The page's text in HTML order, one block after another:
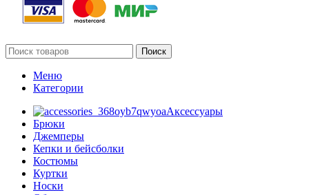
Поиск
Меню
Категории
Аксессуары
Брюки
Джемперы
Кепки и бейсболки
Костюмы
Куртки
Носки